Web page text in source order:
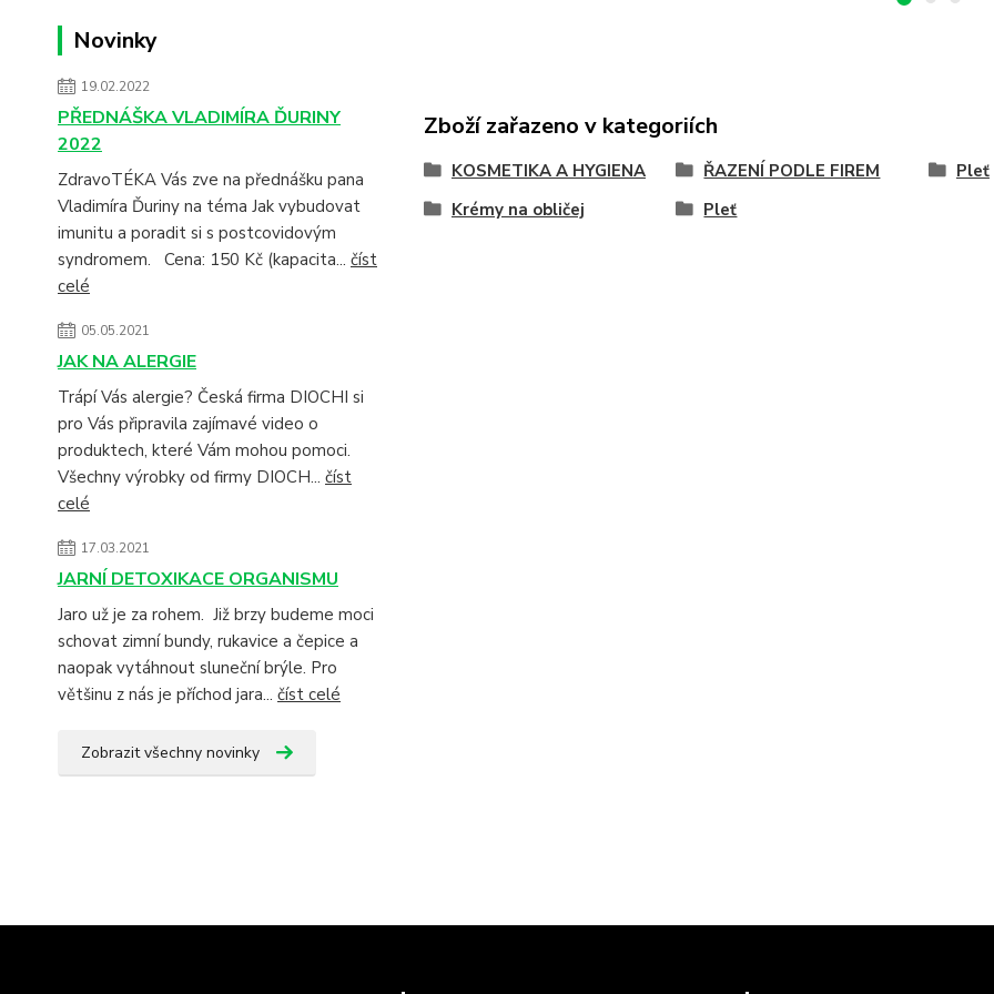
Novinky
19.02.2022
PŘEDNÁŠKA VLADIMÍRA ĎURINY
2022
ZdravoTÉKA Vás zve na přednášku pana
Vladimíra Ďuriny na téma Jak vybudovat
imunitu a poradit si s postcovidovým
syndromem. Cena: 150 Kč (kapacita... číst
celé
05.05.2021
JAK NA ALERGIE
Trápí Vás alergie? Česká firma DIOCHI si
pro Vás připravila zajímavé video o
produktech, které Vám mohou pomoci.
Všechny výrobky od firmy DIOCH... číst
celé
17.03.2021
JARNÍ DETOXIKACE ORGANISMU
Jaro už je za rohem. Již brzy budeme moci
schovat zimní bundy, rukavice a čepice a
naopak vytáhnout sluneční brýle. Pro
většinu z nás je příchod jara... číst celé
Zobrazit všechny novinky
Zboží zařazeno v kategoriích
KOSMETIKA A HYGIENA ŘAZENÍ PODLE FIREM
Pleť
Krémy na obličej
Pleť